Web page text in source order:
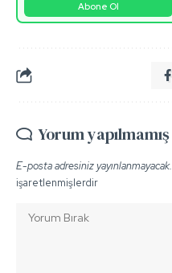
Abone Ol
Yorum yapılmamış
E-posta adresiniz yayınlanmayacak.
işaretlenmişlerdir